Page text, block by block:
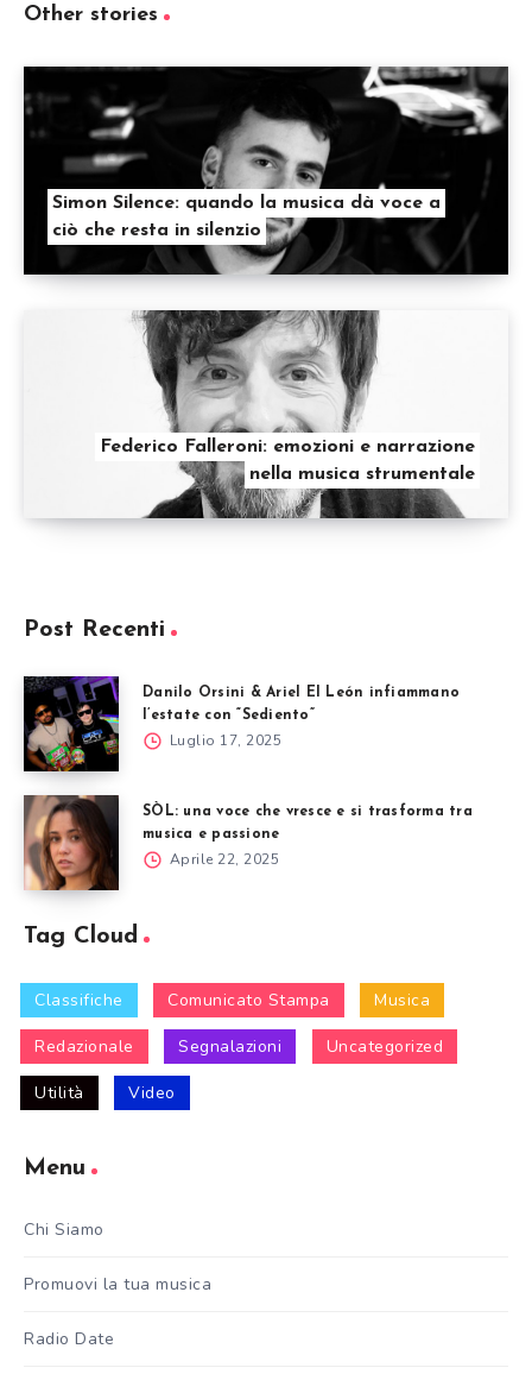
Other stories
Simon Silence: quando la musica dà voce a
ciò che resta in silenzio
Federico Falleroni: emozioni e narrazione
nella musica strumentale
Post Recenti
Danilo Orsini & Ariel El León infiammano
l’estate con “Sediento”
Luglio 17, 2025
SÒL: una voce che vresce e si trasforma tra
musica e passione
Aprile 22, 2025
Tag Cloud
Classifiche Comunicato Stampa Musica
Redazionale Segnalazioni Uncategorized
Utilità Video
Menu
Chi Siamo
Promuovi la tua musica
Radio Date